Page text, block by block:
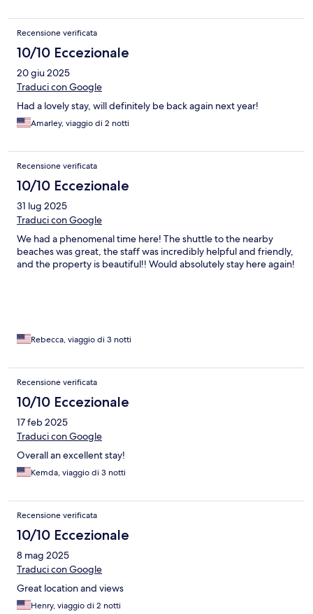
Recensione verificata
10/10 Eccezionale
20 giu 2025
Traduci con Google
Had a lovely stay, will definitely be back again next year!
Amarley, viaggio di 2 notti
Recensione verificata
10/10 Eccezionale
31 lug 2025
Traduci con Google
We had a phenomenal time here! The shuttle to the nearby
beaches was great, the staff was incredibly helpful and friendly,
and the property is beautiful!! Would absolutely stay here again!
Rebecca, viaggio di 3 notti
Recensione verificata
10/10 Eccezionale
17 feb 2025
Traduci con Google
Overall an excellent stay!
Kemda, viaggio di 3 notti
Recensione verificata
10/10 Eccezionale
8 mag 2025
Traduci con Google
Great location and views
Henry, viaggio di 2 notti